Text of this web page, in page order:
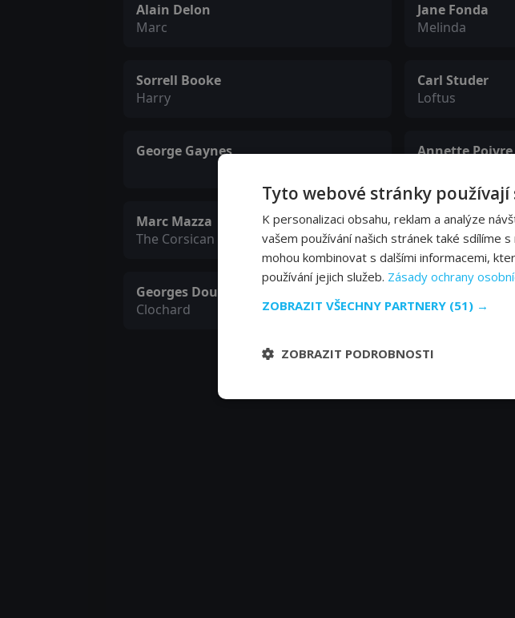
Alain Delon
Marc
Jane Fonda
Melinda
Sorrell Booke
Harry
Carl Studer
Loftus
George Gaynes
Annette Poivre
Marc Mazza
The Corsican
Jacques Bézard
Napoleon
Georges Douking
Clochard
Mick
Tyto webové stránky používají
K personalizaci obsahu, reklam a analýze
vašem používání našich stránek také sdílíme
mohou kombinovat s dalšími informacemi,
používání jejich služeb. Zásady ochrany
ZOBRAZIT VŠECHNY PARTNERY (51) →
ZOBRAZIT PODROBNOSTI